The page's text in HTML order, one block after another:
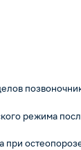
режима
при